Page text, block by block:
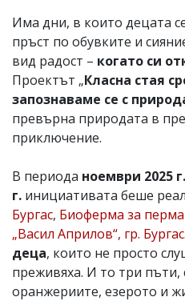
Има дни, в които децата
пръст по обувките и
вид радост – когато си
Проектът „Класна стая
запознаваме се с
превърна природата в
приключение.
В периода ноември 2025
г. инициативата беше
Бургас, Биоферма за
„Васил Априлов“, гр. Бургас
деца, които не просто
преживяха. И то три пъти,
оранжериите, езерото и